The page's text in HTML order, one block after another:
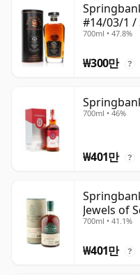
#14/03/1 /
Choice
700ml • 47.8%
₩300만 ?
700ml • 46%
₩401만 ?
Jewels of
Tube
700ml • 41.1%
₩401만 ?